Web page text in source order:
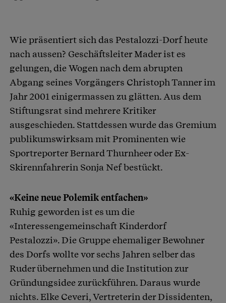
Wie präsentiert sich das Pestalozzi-Dorf heute
nach aussen? Geschäftsleiter Mader ist es
gelungen, die Wogen nach dem abrupten
Abgang seines Vorgängers Christoph Tanner im
Jahr 2001 einigermassen zu glätten. Aus dem
Stiftungsrat sind mehrere Kritiker
ausgeschieden. Stattdessen wurde das Gremium
publikumswirksam mit Prominenten wie
Sportreporter Bernard Thurnheer oder Ex-
Skirennfahrerin Sonja Nef bestückt.
«Keine neue Polemik entfachen»
Ruhig geworden ist es um die
«Interessengemeinschaft Kinderdorf
Pestalozzi». Die Gruppe ehemaliger Bewohner
des Dorfs wollte vor sechs Jahren selber das
Ruder übernehmen und die Institution zur
Gründungsidee zurückführen. Daraus wurde
nichts. Elke Ceveri, Vertreterin der Dissidenten,